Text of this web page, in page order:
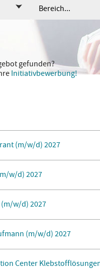
Bereich...
gefunden?
Initiativbewerbung!
(m/w/d) 2027
w/d) 2027
w/d) 2027
(m/w/d) 2027
Center